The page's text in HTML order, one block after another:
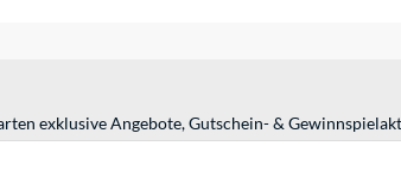
exklusive Angebote, Gutschein- &